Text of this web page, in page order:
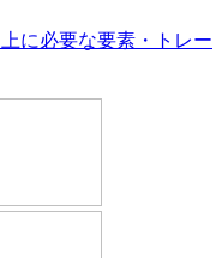
に必要な要素・トレー